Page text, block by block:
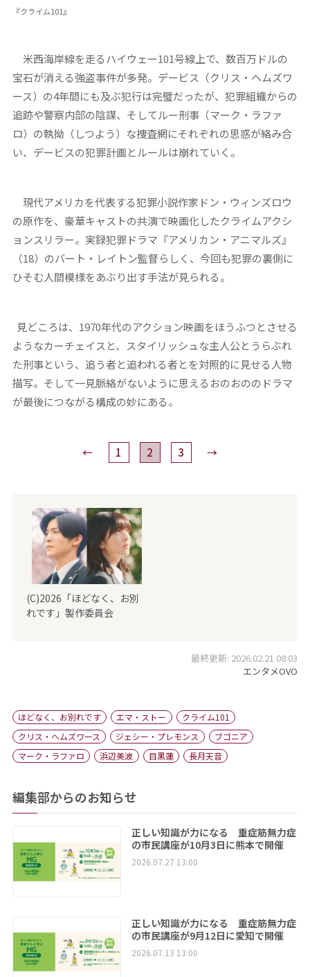
『クライム101』
米西海岸線を走るハイウェー101号線上で、数百万ドルの
宝石が消える強盗事件が多発。デービス（クリス・ヘムズワ
ース）の4年間にも及ぶ犯行は完璧だったが、犯罪組織からの
追跡や警察内部の陰謀、そしてルー刑事（マーク・ラファ
ロ）の執拗（しつよう）な捜査網にそれぞれの思惑が絡み合
い、デービスの犯罪計画とルールは崩れていく。
現代アメリカを代表する犯罪小説作家ドン・ウィンズロウ
の原作を、豪華キャストの共演で映画化したクライムアクシ
ョンスリラー。実録犯罪ドラマ『アメリカン・アニマルズ』
（18）のバート・レイトン監督らしく、今回も犯罪の裏側に
ひそむ人間模様をあぶり出す手法が見られる。
見どころは、1970年代のアクション映画をほうふつとさせる
ようなカーチェイスと、スタイリッシュな主人公とうらぶれ
た刑事という、追う者と追われる者とを対照的に見せる人物
描写。そして一見脈絡がないように思えるおのおののドラマ
が最後につながる構成の妙にある。
← 1 2 3 →
(C)2026「ほどなく、お別
れです」製作委員会
最終更新: 2026.02.21 08:03
エンタメOVO
ほどなく、お別れです エマ・ストー
クライム101
クリス・ヘムズワース
ジェシー・プレモンス
ブゴニア
マーク・ラファロ
浜辺美波 目黒蓮 長月天音
編集部からのお知らせ
正しい知識が力になる 重症筋無力症
の市民講座が10月3日に熊本で開催
2026.07.27 13:00
正しい知識が力になる 重症筋無力症
の市民講座が9月12日に愛知で開催
2026.07.13 13:00